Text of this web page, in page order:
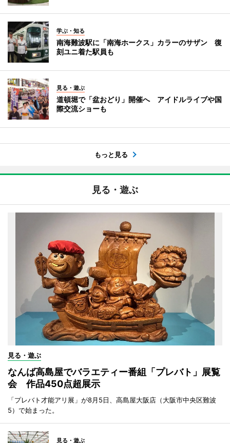
学ぶ・知る
南海難波駅に「南海ホークス」カラーのサザン 復
刻ユニ着た駅員も
見る・遊ぶ
道頓堀で「盆おどり」開催へ アイドルライブや国
際交流ショーも
もっと見る
見る・遊ぶ
見る・遊ぶ
なんば高島屋でバラエティー番組「プレバト」展覧
会 作品450点超展示
「プレバト才能アリ展」が8月5日、高島屋大阪店（大阪市中央区難波
5）で始まった。
見る・遊ぶ